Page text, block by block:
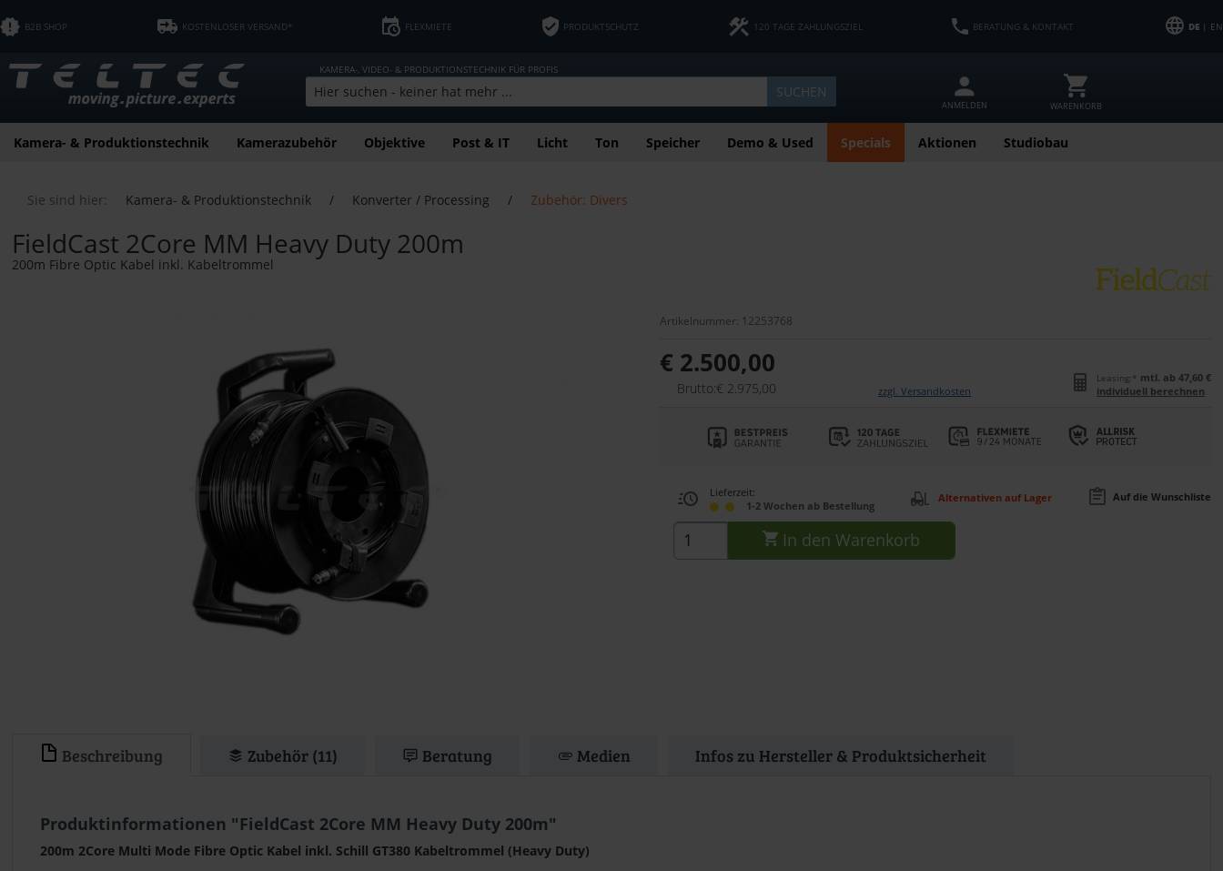
B2B SHOP KOSTENLOSER VERSAND* FLEXMIETE PRODUKTSCHUTZ 120 TAGE ZAHLUNGSZIEL BERATUNG & KONTAKT DE| EN
KAMERA-, VIDEO- & PRODUKTIONSTECHNIK FÜR PROFIS
SUCHEN
ANMELDEN WARENKORB
Kamera- & Produktionstechnik Kamerazubehör Objektive Post & IT Licht Ton Speicher Demo & Used Specials Aktionen Studiobau
Sie sind hier: Kamera- & Produktionstechnik / Konverter / Processing / Zubehör: Divers
FieldCast 2Core MM Heavy Duty 200m
200m Fibre Optic Kabel inkl. Kabeltrommel
Artikelnummer: 12253768
€ 2.500,00
Brutto:€ 2.975,00 zzgl. Versandkosten
Leasing:* mtl. ab 47,60 €
individuell berechnen
Lieferzeit:
1-2 Wochen ab Bestellung
Alternativen auf Lager Auf die Wunschliste
In den Warenkorb
Beschreibung Zubehör (11) Beratung Medien Infos zu Hersteller & Produktsicherheit
Produktinformationen "FieldCast 2Core MM Heavy Duty 200m"
200m 2Core Multi Mode Fibre Optic Kabel inkl. Schill GT380 Kabeltrommel (Heavy Duty)